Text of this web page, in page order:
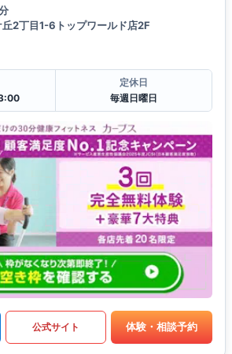
2丁目1-6トップワールド店2F
定休日
毎週日曜日
公式サイト 体験・相談予約